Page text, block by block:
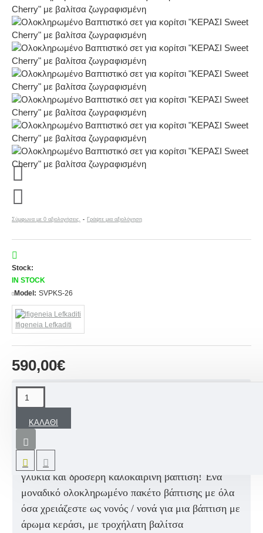
Σύμφωνα με 0 αξιολογήσεις. - Γράψτε μια αξιολόγηση
590,00€
Stock:
IN STOCK
Model: SVPKS-26
Ifigeneia Lefkaditi
ΚΑΛΆΘΙ
Ένα άκρως εντυπωσιακό Βαπτιστικό σετ για
κορίτσι με θέμα Κεράσι
κόκκινες, λευκές και ροζ αποχρώσεις
γλυκιά και δροσερή καλοκαιρινή βάπτιση! Ένα
μοναδικό ολοκληρωμένο πακέτο βάπτισης με όλα
όσα χρειάζεστε ως νονός / νονά για μια βάπτιση με
άρωμα κεράσι, με τροχήλατη βαλίτσα